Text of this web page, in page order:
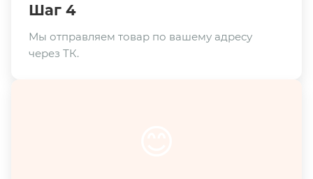
Шаг 4
Мы отправляем товар по вашему адресу
через ТК.